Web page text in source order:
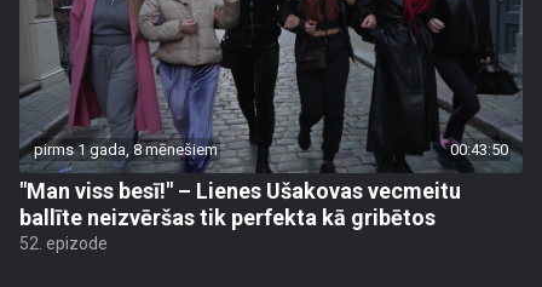
pirms 1 gada, 8 mēnešiem 00:43:50
"Man viss besī!" – Lienes Ušakovas vecmeitu
ballīte neizvēršas tik perfekta kā gribētos
52. epizode